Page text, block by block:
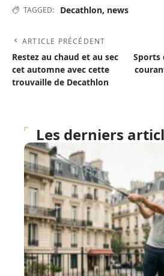
TAGGED: Decathlon, news
ARTICLE PRÉCÉDENT
Restez au chaud et au sec
cet automne avec cette
trouvaille de Decathlon
Sports
Les derniers